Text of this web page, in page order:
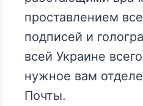
проставлением
подписей и
всей Украине
нужное вам
Почты.